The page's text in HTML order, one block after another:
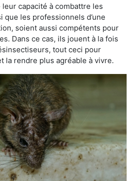
capacité à combattre les
que les professionnels d’une
soient aussi compétents pour
Dans ce cas, ils jouent à la fois
tout ceci pour
la rendre plus agréable à vivre.